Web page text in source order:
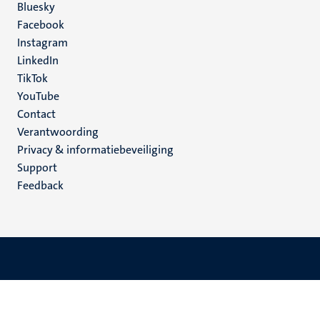
Social
media
Bluesky
Facebook
Instagram
LinkedIn
TikTok
YouTube
Menu
footer
(NL)
Contact
Verantwoording
Privacy & informatiebeveiliging
Support
Feedback